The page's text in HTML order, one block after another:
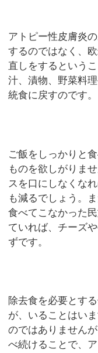
アトピー性皮膚炎
するのではなく、
直しをするという
汁、漬物、野菜料
統食に戻すのです。
ご飯をしっかりと
ものを欲しがりま
スを口にしなくな
も減るでしょう。
食べてこなかった
ていれば、チーズ
ずです。
除去食を必要とす
が、いることはい
のではありません
べ続けることで、